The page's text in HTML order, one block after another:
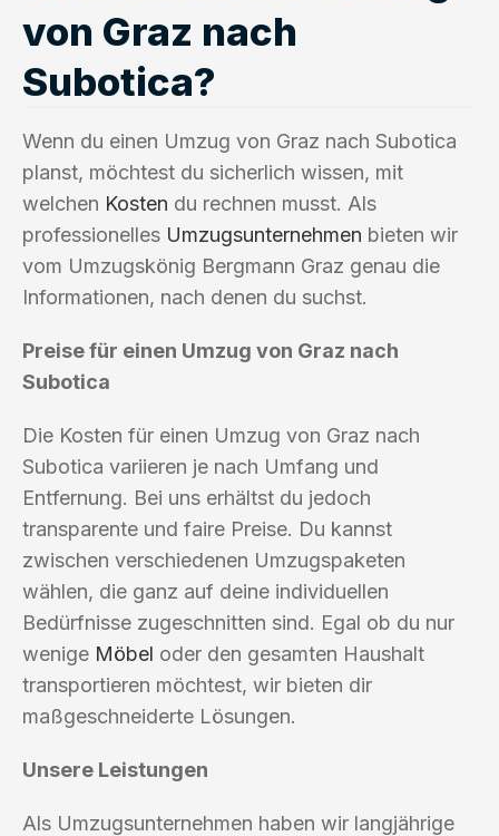
von Graz nach
Subotica?
Wenn du einen Umzug von Graz nach Subotica
planst, möchtest du sicherlich wissen, mit
welchen Kosten du rechnen musst. Als
professionelles Umzugsunternehmen bieten wir
vom Umzugskönig Bergmann Graz genau die
Informationen, nach denen du suchst.
Preise für einen Umzug von Graz nach
Subotica
Die Kosten für einen Umzug von Graz nach
Subotica variieren je nach Umfang und
Entfernung. Bei uns erhältst du jedoch
transparente und faire Preise. Du kannst
zwischen verschiedenen Umzugspaketen
wählen, die ganz auf deine individuellen
Bedürfnisse zugeschnitten sind. Egal ob du nur
wenige Möbel oder den gesamten Haushalt
transportieren möchtest, wir bieten dir
maßgeschneiderte Lösungen.
Unsere Leistungen
Als Umzugsunternehmen haben wir langjährige